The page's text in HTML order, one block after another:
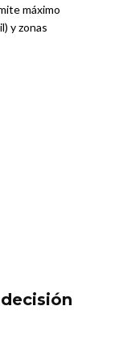
máximo
y zonas